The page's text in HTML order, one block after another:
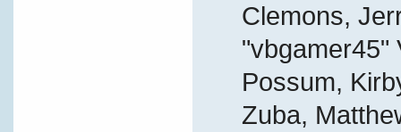
Clemons,
"vbgamer45"
Possum,
Zuba,